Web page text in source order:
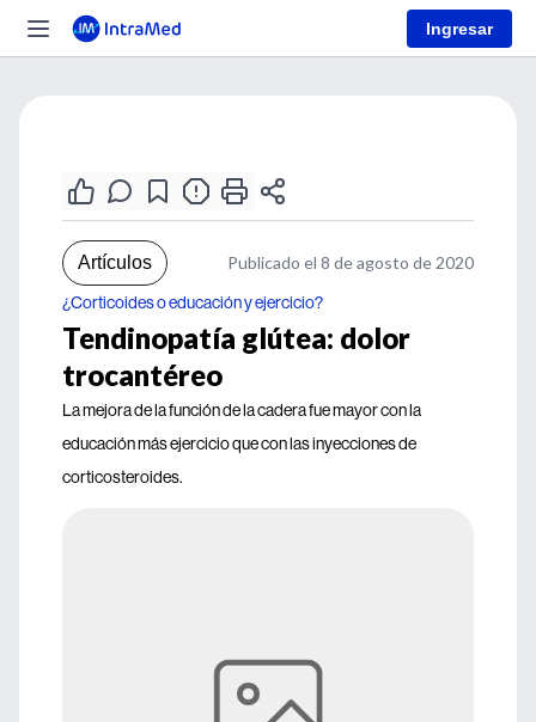
Ingresar
Artículos Publicado el 8 de agosto de 2020
¿Corticoides o educación y ejercicio?
Tendinopatía glútea: dolor
trocantéreo
La mejora de la función de la cadera fue mayor con la
educación más ejercicio que con las inyecciones de
corticosteroides.